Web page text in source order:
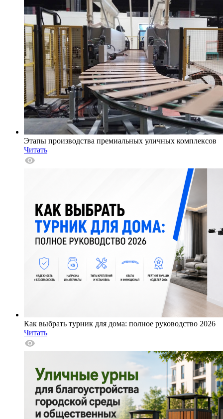
Этапы производства премиальных уличных комплексов
Читать
Как выбрать турник для дома: полное руководство 2026
Читать